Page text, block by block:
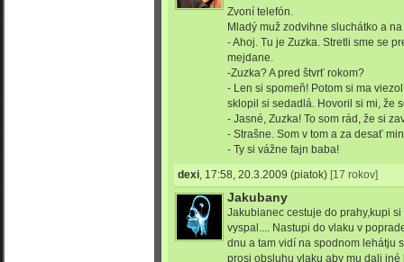
Zvoní telefón.
Mladý muž zodvihne sluchátko a
- Ahoj. Tu je Zuzka. Stretli sme se
mejdane.
-Zuzka? A pred štvrť rokom?
- Len si spomeň! Potom si ma
sklopil si sedadlá. Hovoril si mi, že
- Jasné, Zuzka! To som rád, že si
- Strašne. Som v tom a za desať
- Ty si vážne fajn baba!
dexi, 17:58, 20.3.2009 (piatok) [17 rokov]
Jakubany
Jakubianec cestuje do prahy,kupi
vyspal.... Nastupi do vlaku v
dnu a tam vidí na spodnom lehátju
prosi obsluhu vlaku aby mu dali